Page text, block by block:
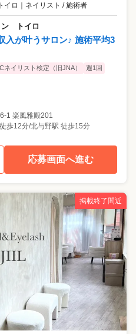
イロ ネイリスト / 施術者
ン トイロ
入が叶うサロン♪ 施術平均3
ネイリスト検定（旧JNA）
週1回
1 楽風雅殿201
歩12分/北与野駅 徒歩15分
応募画面へ進む
掲載終了間近